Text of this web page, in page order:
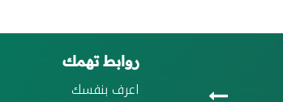
روابط تهمك
اعرف بنفسك